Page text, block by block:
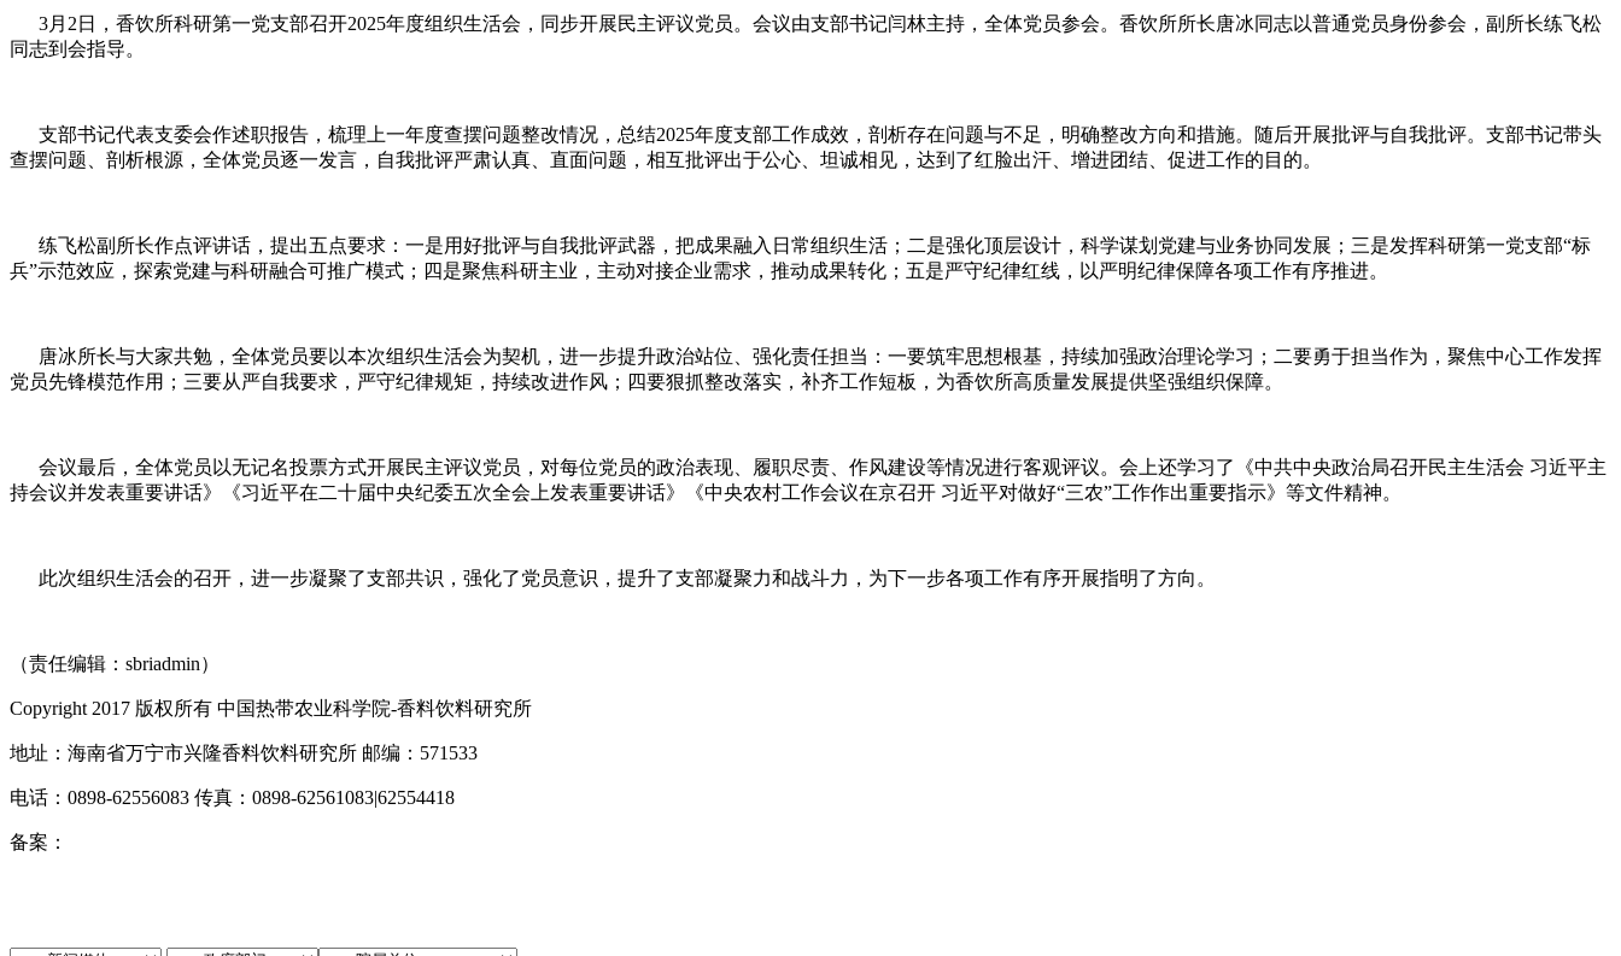
3月2日，香饮所科研第一党支部召开2025年度组织生活会，同步开展民主评议党员。会议由支部书记闫林主持，全体党员参会。香饮所所长唐冰同志以普通党员身份参会，副所长练飞松
同志到会指导。
支部书记代表支委会作述职报告，梳理上一年度查摆问题整改情况，总结2025年度支部工作成效，剖析存在问题与不足，明确整改方向和措施。随后开展批评与自我批评。支部书记带头
查摆问题、剖析根源，全体党员逐一发言，自我批评严肃认真、直面问题，相互批评出于公心、坦诚相见，达到了红脸出汗、增进团结、促进工作的目的。
练飞松副所长作点评讲话，提出五点要求：一是用好批评与自我批评武器，把成果融入日常组织生活；二是强化顶层设计，科学谋划党建与业务协同发展；三是发挥科研第一党支部“标
兵”示范效应，探索党建与科研融合可推广模式；四是聚焦科研主业，主动对接企业需求，推动成果转化；五是严守纪律红线，以严明纪律保障各项工作有序推进。
唐冰所长与大家共勉，全体党员要以本次组织生活会为契机，进一步提升政治站位、强化责任担当：一要筑牢思想根基，持续加强政治理论学习；二要勇于担当作为，聚焦中心工作发挥
党员先锋模范作用；三要从严自我要求，严守纪律规矩，持续改进作风；四要狠抓整改落实，补齐工作短板，为香饮所高质量发展提供坚强组织保障。
会议最后，全体党员以无记名投票方式开展民主评议党员，对每位党员的政治表现、履职尽责、作风建设等情况进行客观评议。会上还学习了《中共中央政治局召开民主生活会 习近平主
持会议并发表重要讲话》《习近平在二十届中央纪委五次全会上发表重要讲话》《中央农村工作会议在京召开 习近平对做好“三农”工作作出重要指示》等文件精神。
此次组织生活会的召开，进一步凝聚了支部共识，强化了党员意识，提升了支部凝聚力和战斗力，为下一步各项工作有序开展指明了方向。
（责任编辑：sbriadmin）
Copyright 2017 版权所有 中国热带农业科学院-香料饮料研究所
地址：海南省万宁市兴隆香料饮料研究所 邮编：571533
电话：0898-62556083 传真：0898-62561083|62554418
备案：